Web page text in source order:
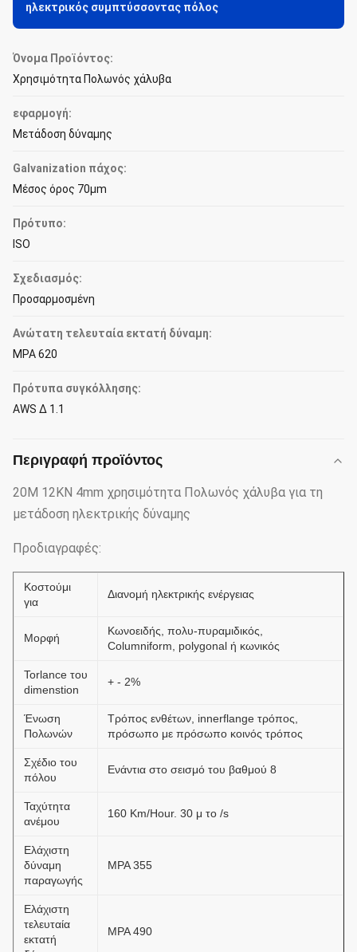
ηλεκτρικός συμπτύσσοντας πόλος
Όνομα Προϊόντος:
Χρησιμότητα Πολωνός χάλυβα
εφαρμογή:
Μετάδοση δύναμης
Galvanization πάχος:
Μέσος όρος 70μm
Πρότυπο:
ISO
Σχεδιασμός:
Προσαρμοσμένη
Ανώτατη τελευταία εκτατή δύναμη:
MPA 620
Πρότυπα συγκόλλησης:
AWS Δ 1.1
Περιγραφή προϊόντος
20M 12KN 4mm χρησιμότητα Πολωνός χάλυβα για τη
μετάδοση ηλεκτρικής δύναμης
Προδιαγραφές:
Κοστούμι
για
Διανομή ηλεκτρικής ενέργειας
Μορφή
Κωνοειδής, πολυ-πυραμιδικός,
Columniform, polygonal ή κωνικός
Torlance του
dimenstion
+ - 2%
Ένωση
Πολωνών
Τρόπος ενθέτων, innerflange τρόπος,
πρόσωπο με πρόσωπο κοινός τρόπος
Σχέδιο του
πόλου
Ενάντια στο σεισμό του βαθμού 8
Ταχύτητα
ανέμου
160 Km/Hour. 30 μ το /s
Ελάχιστη
δύναμη
παραγωγής
MPA 355
Ελάχιστη
τελευταία
εκτατή
MPA 490